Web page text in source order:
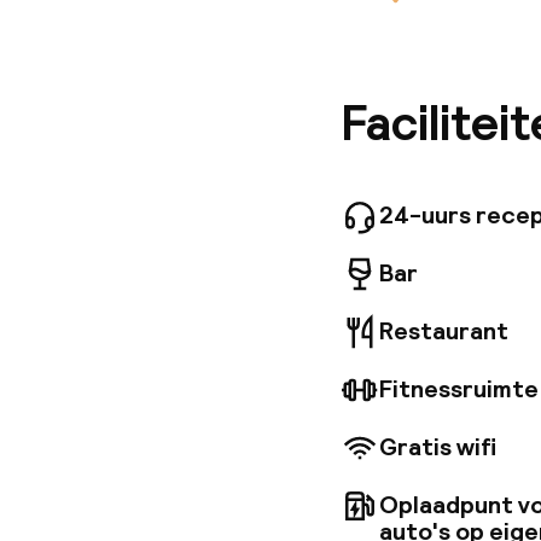
perfect
24-uurs
Bar
Restaurant
Gratis wifi
Oplaadpunt
auto's op